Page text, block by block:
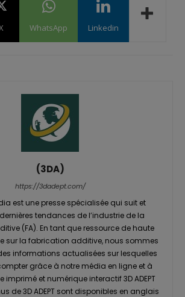
WhatsApp Linkedin
(3DA)
https://3dadept.com/
est une presse spécialisée qui suit et
tendances de l’industrie de la
(FA). En tant que ressource de haute
sur la fabrication additive, nous sommes
informations actualisées sur lesquelles
grâce à notre média en ligne et à
imprimé et numérique interactif 3D ADEPT
de 3D ADEPT sont disponibles en anglais